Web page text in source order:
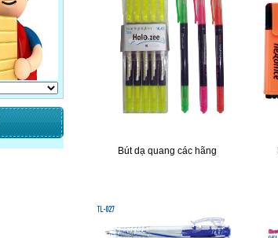
Bút dạ quang các hãng